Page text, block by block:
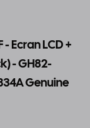
Ecran LCD +
- GH82-
Genuine